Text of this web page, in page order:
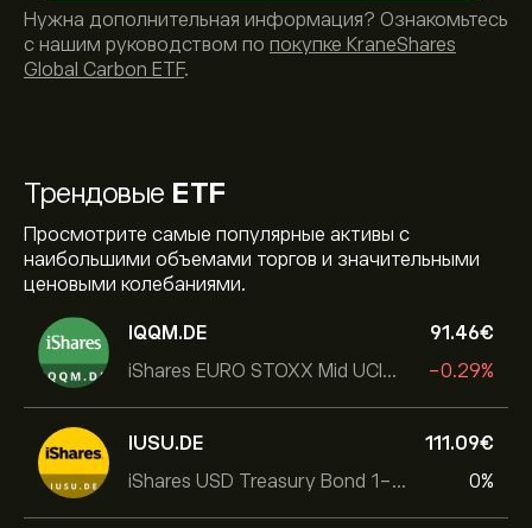
Трендовые ETF
Просмотрите самые популярные активы с
наибольшими объемами торгов и значительными
ценовыми колебаниями.
IQQM.DE
iShares EURO STOXX Mid UCITS ETF
91.46‎€‎
-0.29%
IUSU.DE
iShares USD Treasury Bond 1-3yr UCITS ETF
111.09‎€‎
0%
Нужна дополнительная информация? Ознакомьтесь
с нашим руководством по покупке KraneShares
Global Carbon ETF.